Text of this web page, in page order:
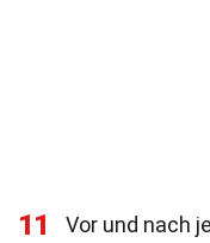
11
Vor und nach